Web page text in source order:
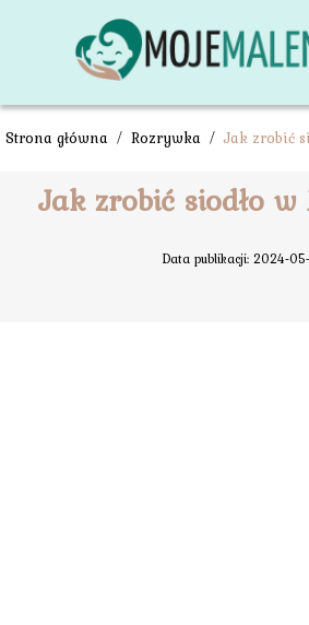
Strona główna / Rozrywka / Jak zrobić
Jak zrobić siodło
Data publikacji: 2024-